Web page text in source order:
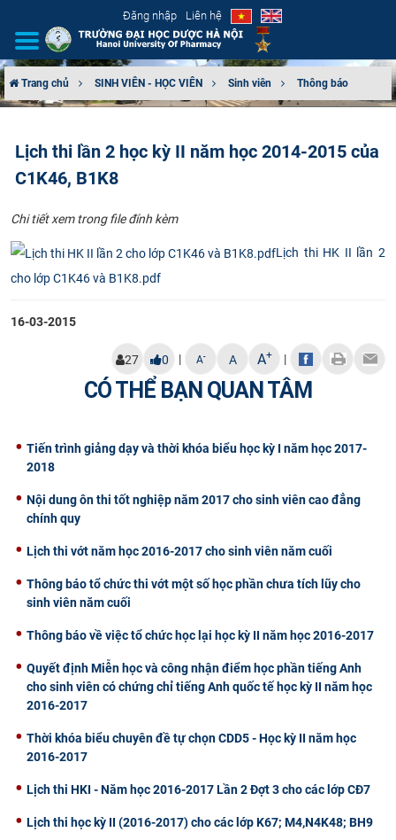
Đăng nhập Liên hệ
CƠ CẤU TỔ CHỨC
ĐÀO TẠO
ĐẢM BẢO CHẤT LƯỢNG
Trang chủ SINH VIÊN - HỌC VIÊN Sinh viên Thông báo
Lịch thi lần 2 học kỳ II năm học 2014-2015 của
C1K46, B1K8
Chi tiết xem trong file đính kèm
Lịch thi HK II lần 2
cho lớp C1K46 và B1K8.pdf
16-03-2015
27 0 | A- A A+ |
CÓ THỂ BẠN QUAN TÂM
Tiến trình giảng dạy và thời khóa biểu học kỳ I năm học 2017-
2018
Nội dung ôn thi tốt nghiệp năm 2017 cho sinh viên cao đẳng
chính quy
Lịch thi vớt năm học 2016-2017 cho sinh viên năm cuối
Thông báo tổ chức thi vớt một số học phần chưa tích lũy cho
sinh viên năm cuối
Thông báo về việc tổ chức học lại học kỳ II năm học 2016-2017
Quyết định Miễn học và công nhận điểm học phần tiếng Anh
cho sinh viên có chứng chỉ tiếng Anh quốc tế học kỳ II năm học
2016-2017
Thời khóa biểu chuyên đề tự chọn CDD5 - Học kỳ II năm học
2016-2017
Lịch thi HKI - Năm học 2016-2017 Lần 2 Đợt 3 cho các lớp CĐ7
Lịch thi học kỳ II (2016-2017) cho các lớp K67; M4,N4K48; BH9